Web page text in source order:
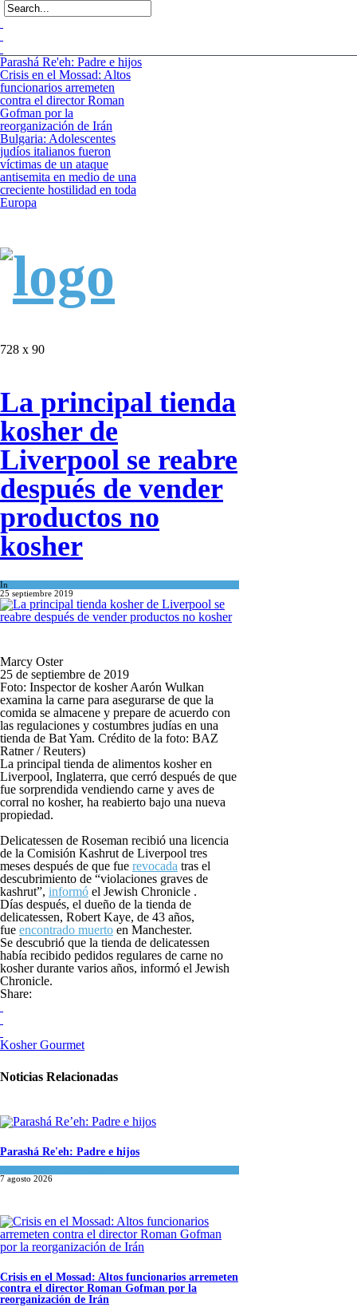
Parashá Re'eh: Padre e hijos
Crisis en el Mossad: Altos
funcionarios arremeten
contra el director Roman
Gofman por la
reorganización de Irán
Bulgaria: Adolescentes
judíos italianos fueron
víctimas de un ataque
antisemita en medio de una
creciente hostilidad en toda
Europa
728 x 90
La principal tienda
kosher de
Liverpool se reabre
después de vender
productos no
kosher
In
25 septiembre 2019
Marcy Oster
25 de septiembre de 2019
Foto: Inspector de kosher Aarón Wulkan
examina la carne para asegurarse de que la
comida se almacene y prepare de acuerdo con
las regulaciones y costumbres judías en una
tienda de Bat Yam. Crédito de la foto: BAZ
Ratner / Reuters)
La principal tienda de alimentos kosher en
Liverpool, Inglaterra, que cerró después de que
fue sorprendida vendiendo carne y aves de
corral no kosher, ha reabierto bajo una nueva
propiedad.
Delicatessen de Roseman recibió una licencia
de la Comisión Kashrut de Liverpool tres
meses después de que fue revocada tras el
descubrimiento de “violaciones graves de
kashrut”, informó el Jewish Chronicle .
Días después, el dueño de la tienda de
delicatessen, Robert Kaye, de 43 años,
fue encontrado muerto en Manchester.
Se descubrió que la tienda de delicatessen
había recibido pedidos regulares de carne no
kosher durante varios años, informó el Jewish
Chronicle.
Share:
Kosher Gourmet
Noticias Relacionadas
Parashá Re'eh: Padre e hijos
7 agosto 2026
Crisis en el Mossad: Altos funcionarios arremeten
contra el director Roman Gofman por la
reorganización de Irán